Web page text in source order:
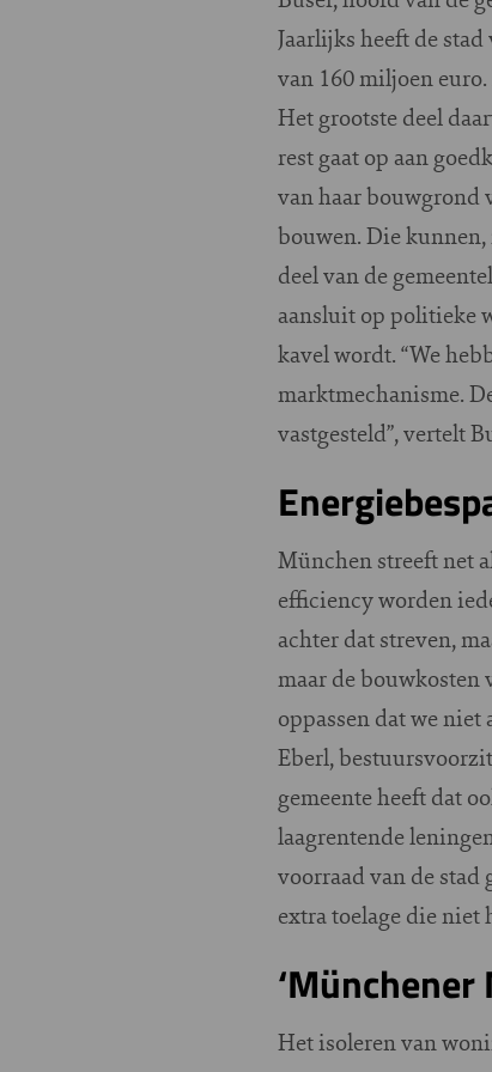
Jaarlijks heeft de
van 160 miljoen
Het grootste deel
rest gaat op aan
van haar bouwgrond
bouwen. Die
deel van de
aansluit op politieke
kavel wordt. “We
marktmechanisme.
vastgesteld”, vertelt
München streeft net
efficiency worden
achter dat streven,
maar de bouwkosten
oppassen dat we
Eberl,
gemeente heeft dat
laagrentende
voorraad van de stad
extra toelage die niet
‘Münchener
Het isoleren van